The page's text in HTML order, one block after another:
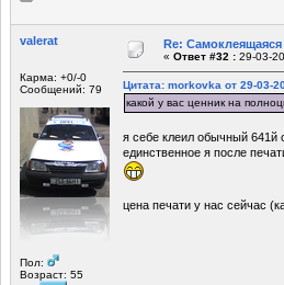
valerat
Карма: +0/-0
Сообщений: 79
Пол:
Возраст: 55
Re:
« Ответ #32 : 29-03-
Цитата: morkovka от 29-03-
какой у вас ценник на
я себе клеил обычный 641й
единственное я после
цена печати у нас сейчас